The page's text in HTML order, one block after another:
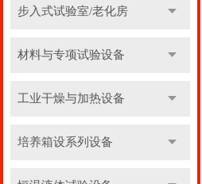
步入式试验室/老化房
材料与专项试验设备
工业干燥与加热设备
培养箱设系列设备